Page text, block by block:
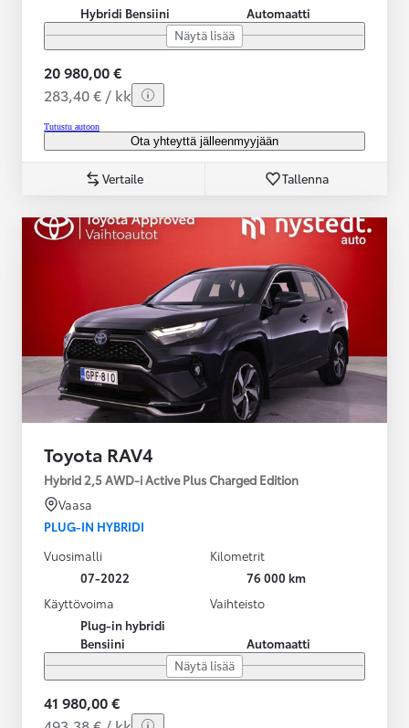
Hybridi Bensiini
Automaatti
Näytä lisää
20 980,00 €
283,40 € / kk
Tutustu autoon
Ota yhteyttä jälleenmyyjään
Vertaile Tallenna
Toyota RAV4
Hybrid 2,5 AWD-i Active Plus Charged Edition
Vaasa
PLUG-IN HYBRIDI
Vuosimalli
07-2022
Kilometrit
76 000 km
Käyttövoima
Plug-in hybridi
Bensiini
Vaihteisto
Automaatti
Näytä lisää
41 980,00 €